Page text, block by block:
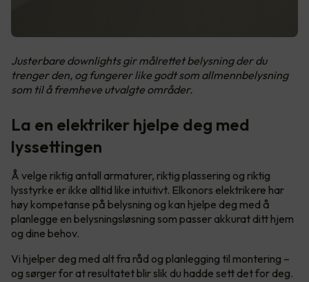
Justerbare downlights gir målrettet belysning der du
trenger den, og fungerer like godt som allmennbelysning
som til å fremheve utvalgte områder.
La en elektriker hjelpe deg med
lyssettingen
Å velge riktig antall armaturer, riktig plassering og riktig
lysstyrke er ikke alltid like intuitivt. Elkonors elektrikere har
høy kompetanse på belysning og kan hjelpe deg med å
planlegge en belysningsløsning som passer akkurat ditt hjem
og dine behov.
Vi hjelper deg med alt fra råd og planlegging til montering –
og sørger for at resultatet blir slik du hadde sett det for deg.